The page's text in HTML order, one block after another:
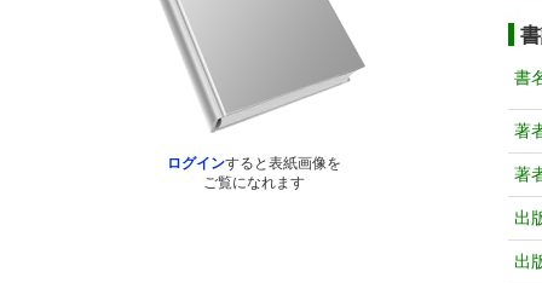
ログインすると表紙画像を
ご覧になれます
書
著
著
出
出